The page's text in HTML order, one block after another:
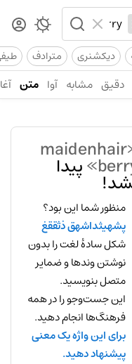
دیکشنری مترادف
دقیق مشابه آوا متن
«maidenhair
پیدا
منظور شما این بود؟
پشهیثداشهق ذثققغ
شکل سادهٔ لغت را بدون
نوشتن وندها و ضمایر
متصل بنویسید.
این جست‌وجو را در همه
فرهنگ‌ها انجام دهید.
برای این واژه یک معنی
پیشنهاد دهید.